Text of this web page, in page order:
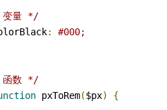
量 */
: #000;
数 */
pxToRem($px)
{